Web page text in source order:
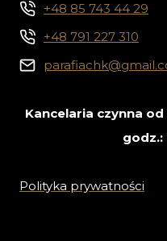
+48 85 743 44 29
+48 791 227 310
Kancelaria czynna
godz.:
Polityka prywatności